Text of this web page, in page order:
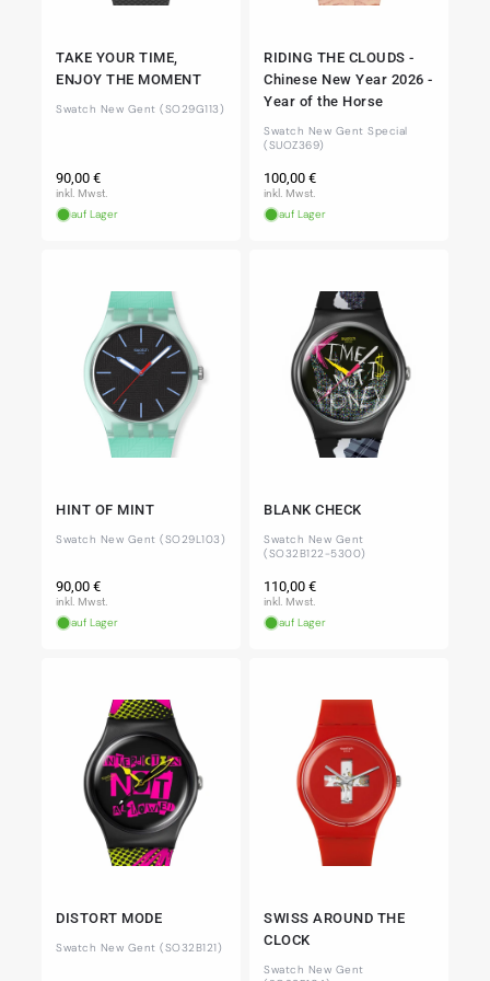
TAKE YOUR TIME,
ENJOY THE MOMENT
Swatch New Gent (SO29G113)
Normaler
Preis
90,00 €
inkl. Mwst.
auf Lager
RIDING THE CLOUDS -
Chinese New Year 2026 -
Year of the Horse
Swatch New Gent Special
(SUOZ369)
Normaler
Preis
100,00 €
inkl. Mwst.
auf Lager
HINT OF MINT
Swatch New Gent (SO29L103)
Normaler
Preis
90,00 €
inkl. Mwst.
auf Lager
BLANK CHECK
Swatch New Gent
(SO32B122-5300)
Normaler
Preis
110,00 €
inkl. Mwst.
auf Lager
DISTORT MODE
Swatch New Gent (SO32B121)
SWISS AROUND THE
CLOCK
Swatch New Gent